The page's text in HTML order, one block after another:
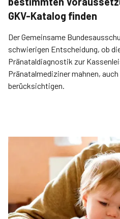
GKV-Katalog finden
Der Gemeinsame
schwierigen Entscheidung, ob
Pränataldiagnostik zur
Pränatalmediziner mahnen,
berücksichtigen.